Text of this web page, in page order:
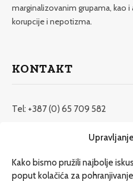
Kako bismo pružili najbolje
poput kolačića za
marginalizovanim grupama, kao
korupcije i nepotizma.
KONTAKT
Tel: +387 (0) 65 709 582
redakcija@etrafika.net